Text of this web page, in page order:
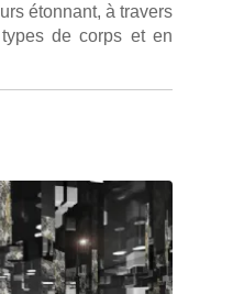
étonnant, à travers
de corps et en